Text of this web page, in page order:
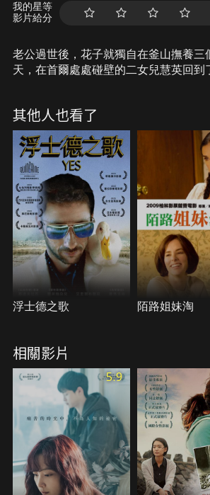
我的星等
影片給分
老公過世後，花子就獨自在釜山撫養三
天，在首爾處處碰壁的二女兒慧英回到
的故事，花子埋藏在心頭幾十年的秘密
其他人也看了
浮士德之歌 陌路姐妹淘
相關影片
5.9